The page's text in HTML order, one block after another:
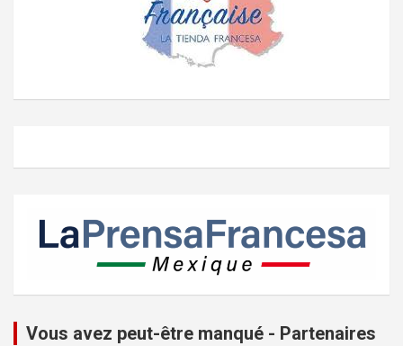
Vous avez peut-être manqué - Partenaires